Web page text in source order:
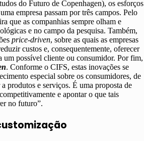
do Futuro de Copenhagen), os esforços
empresa passam por três campos. Pelo
que as companhias sempre olham e
e no campo da pesquisa. Também,
price-driven, sobre as quais as empresas
custos e, consequentemente, oferecer
um possível cliente ou consumidor. Por fim,
. Conforme o CIFS, estas inovações se
especial sobre os consumidores, de
produtos e serviços. É uma proposta de
e apontar o que tais
no futuro”.